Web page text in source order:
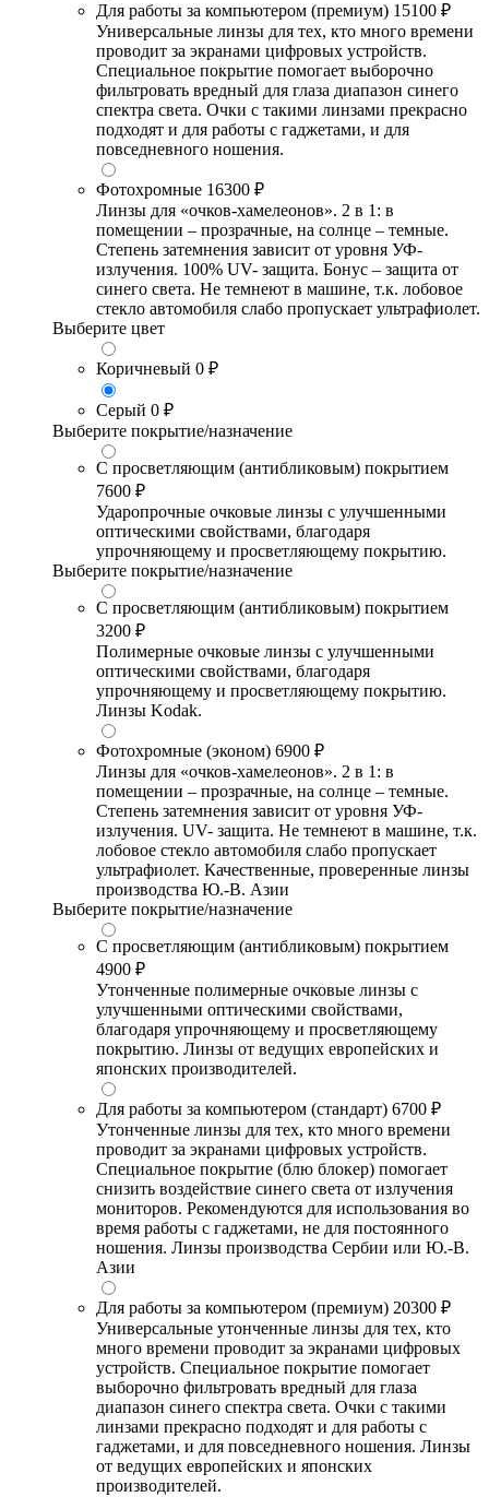
Для работы за компьютером (премиум) 15100 ₽
Универсальные линзы для тех, кто много времени
проводит за экранами цифровых устройств.
Специальное покрытие помогает выборочно
фильтровать вредный для глаза диапазон синего
спектра света. Очки с такими линзами прекрасно
подходят и для работы с гаджетами, и для
повседневного ношения.
Фотохромные 16300 ₽
Линзы для «очков-хамелеонов». 2 в 1: в
помещении – прозрачные, на солнце – темные.
Степень затемнения зависит от уровня УФ-
излучения. 100% UV- защита. Бонус – защита от
синего света. Не темнеют в машине, т.к. лобовое
стекло автомобиля слабо пропускает ультрафиолет.
Выберите цвет
Коричневый 0 ₽
Серый 0 ₽
Выберите покрытие/назначение
С просветляющим (антибликовым) покрытием
7600 ₽
Ударопрочные очковые линзы с улучшенными
оптическими свойствами, благодаря
упрочняющему и просветляющему покрытию.
Выберите покрытие/назначение
С просветляющим (антибликовым) покрытием
3200 ₽
Полимерные очковые линзы с улучшенными
оптическими свойствами, благодаря
упрочняющему и просветляющему покрытию.
Линзы Kodak.
Фотохромные (эконом) 6900 ₽
Линзы для «очков-хамелеонов». 2 в 1: в
помещении – прозрачные, на солнце – темные.
Степень затемнения зависит от уровня УФ-
излучения. UV- защита. Не темнеют в машине, т.к.
лобовое стекло автомобиля слабо пропускает
ультрафиолет. Качественные, проверенные линзы
производства Ю.-В. Азии
Выберите покрытие/назначение
С просветляющим (антибликовым) покрытием
4900 ₽
Утонченные полимерные очковые линзы с
улучшенными оптическими свойствами,
благодаря упрочняющему и просветляющему
покрытию. Линзы от ведущих европейских и
японских производителей.
Для работы за компьютером (стандарт) 6700 ₽
Утонченные линзы для тех, кто много времени
проводит за экранами цифровых устройств.
Специальное покрытие (блю блокер) помогает
снизить воздействие синего света от излучения
мониторов. Рекомендуются для использования во
время работы с гаджетами, не для постоянного
ношения. Линзы производства Сербии или Ю.-В.
Азии
Для работы за компьютером (премиум) 20300 ₽
Универсальные утонченные линзы для тех, кто
много времени проводит за экранами цифровых
устройств. Специальное покрытие помогает
выборочно фильтровать вредный для глаза
диапазон синего спектра света. Очки с такими
линзами прекрасно подходят и для работы с
гаджетами, и для повседневного ношения. Линзы
от ведущих европейских и японских
производителей.